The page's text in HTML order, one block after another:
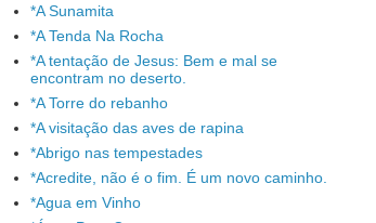
*A Sunamita
*A Tenda Na Rocha
*A tentação de Jesus: Bem e mal se
encontram no deserto.
*A Torre do rebanho
*A visitação das aves de rapina
*Abrigo nas tempestades
*Acredite, não é o fim. É um novo caminho.
*Agua em Vinho